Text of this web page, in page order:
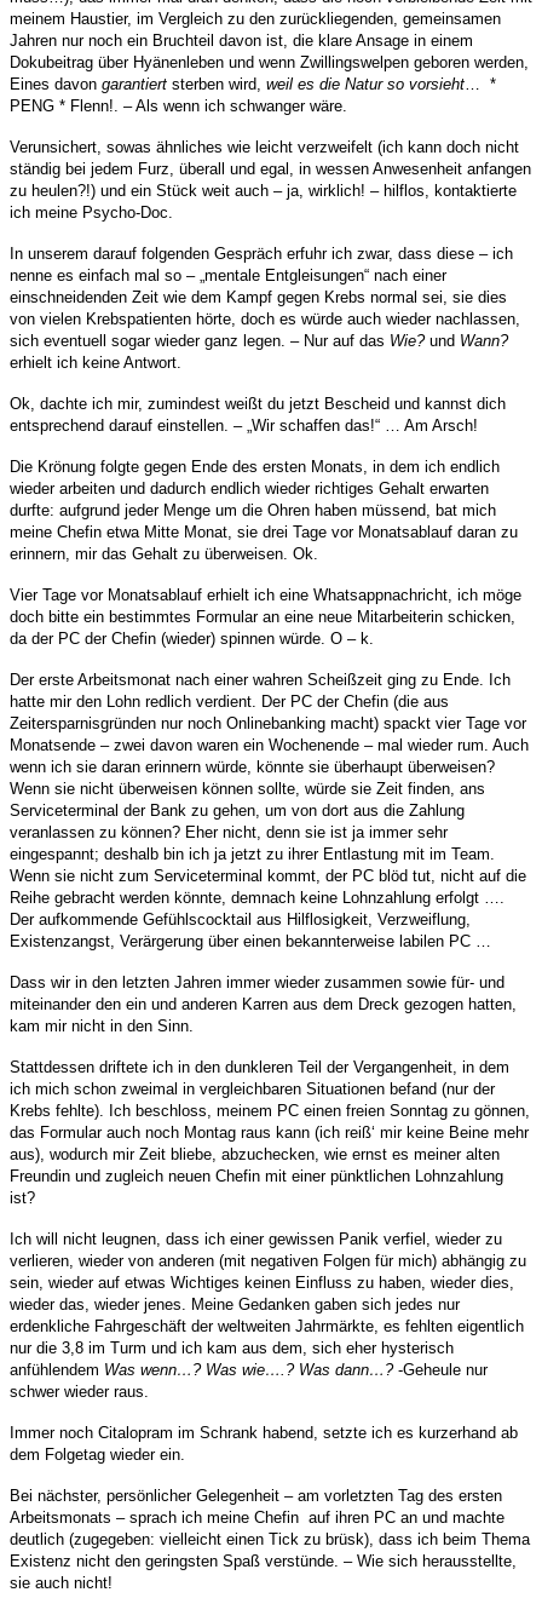
meinem Haustier, im Vergleich zu den zurückliegenden, gemeinsamen
Jahren nur noch ein Bruchteil davon ist, die klare Ansage in einem
Dokubeitrag über Hyänenleben und wenn Zwillingswelpen geboren werden,
Eines davon garantiert sterben wird, weil es die Natur so vorsieht… *
PENG * Flenn!. – Als wenn ich schwanger wäre.
Verunsichert, sowas ähnliches wie leicht verzweifelt (ich kann doch nicht
ständig bei jedem Furz, überall und egal, in wessen Anwesenheit anfangen
zu heulen?!) und ein Stück weit auch – ja, wirklich! – hilflos, kontaktierte
ich meine Psycho-Doc.
In unserem darauf folgenden Gespräch erfuhr ich zwar, dass diese – ich
nenne es einfach mal so – „mentale Entgleisungen“ nach einer
einschneidenden Zeit wie dem Kampf gegen Krebs normal sei, sie dies
von vielen Krebspatienten hörte, doch es würde auch wieder nachlassen,
sich eventuell sogar wieder ganz legen. – Nur auf das Wie?und Wann?
erhielt ich keine Antwort.
Ok, dachte ich mir, zumindest weißt du jetzt Bescheid und kannst dich
entsprechend darauf einstellen. – „Wir schaffen das!“ … Am Arsch!
Die Krönung folgte gegen Ende des ersten Monats, in dem ich endlich
wieder arbeiten und dadurch endlich wieder richtiges Gehalt erwarten
durfte: aufgrund jeder Menge um die Ohren haben müssend, bat mich
meine Chefin etwa Mitte Monat, sie drei Tage vor Monatsablauf daran zu
erinnern, mir das Gehalt zu überweisen. Ok.
Vier Tage vor Monatsablauf erhielt ich eine Whatsappnachricht, ich möge
doch bitte ein bestimmtes Formular an eine neue Mitarbeiterin schicken,
da der PC der Chefin (wieder) spinnen würde. O – k.
Der erste Arbeitsmonat nach einer wahren Scheißzeit ging zu Ende. Ich
hatte mir den Lohn redlich verdient. Der PC der Chefin (die aus
Zeitersparnisgründen nur noch Onlinebanking macht) spackt vier Tage vor
Monatsende – zwei davon waren ein Wochenende – mal wieder rum. Auch
wenn ich sie daran erinnern würde, könnte sie überhaupt überweisen?
Wenn sie nicht überweisen können sollte, würde sie Zeit finden, ans
Serviceterminal der Bank zu gehen, um von dort aus die Zahlung
veranlassen zu können? Eher nicht, denn sie ist ja immer sehr
eingespannt; deshalb bin ich ja jetzt zu ihrer Entlastung mit im Team.
Wenn sie nicht zum Serviceterminal kommt, der PC blöd tut, nicht auf die
Reihe gebracht werden könnte, demnach keine Lohnzahlung erfolgt ….
Der aufkommende Gefühlscocktail aus Hilflosigkeit, Verzweiflung,
Existenzangst, Verärgerung über einen bekannterweise labilen PC …
Dass wir in den letzten Jahren immer wieder zusammen sowie für- und
miteinander den ein und anderen Karren aus dem Dreck gezogen hatten,
kam mir nicht in den Sinn.
Stattdessen driftete ich in den dunkleren Teil der Vergangenheit, in dem
ich mich schon zweimal in vergleichbaren Situationen befand (nur der
Krebs fehlte). Ich beschloss, meinem PC einen freien Sonntag zu gönnen,
das Formular auch noch Montag raus kann (ich reiß‘ mir keine Beine mehr
aus), wodurch mir Zeit bliebe, abzuchecken, wie ernst es meiner alten
Freundin und zugleich neuen Chefin mit einer pünktlichen Lohnzahlung
ist?
Ich will nicht leugnen, dass ich einer gewissen Panik verfiel, wieder zu
verlieren, wieder von anderen (mit negativen Folgen für mich) abhängig zu
sein, wieder auf etwas Wichtiges keinen Einfluss zu haben, wieder dies,
wieder das, wieder jenes. Meine Gedanken gaben sich jedes nur
erdenkliche Fahrgeschäft der weltweiten Jahrmärkte, es fehlten eigentlich
nur die 3,8 im Turm und ich kam aus dem, sich eher hysterisch
anfühlendem Was wenn…? Was wie….? Was dann…?-Geheule nur
schwer wieder raus.
Immer noch Citalopram im Schrank habend, setzte ich es kurzerhand ab
dem Folgetag wieder ein.
Bei nächster, persönlicher Gelegenheit – am vorletzten Tag des ersten
Arbeitsmonats – sprach ich meine Chefin auf ihren PC an und machte
deutlich (zugegeben: vielleicht einen Tick zu brüsk), dass ich beim Thema
Existenz nicht den geringsten Spaß verstünde. – Wie sich herausstellte,
sie auch nicht!